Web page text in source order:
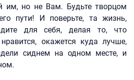
им, но не Вам. Будьте творцом
пути! И поверьте, та жизнь,
для себя, делая то, что
окажется куда лучше,
сиднем на одном месте, и